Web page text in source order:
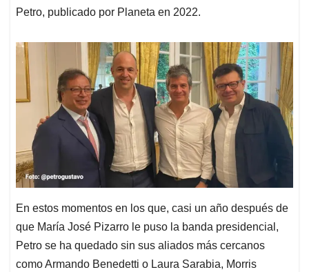
Petro, publicado por Planeta en 2022.
En estos momentos en los que, casi un año después de
que María José Pizarro le puso la banda presidencial,
Petro se ha quedado sin sus aliados más cercanos
como Armando Benedetti o Laura Sarabia, Morris